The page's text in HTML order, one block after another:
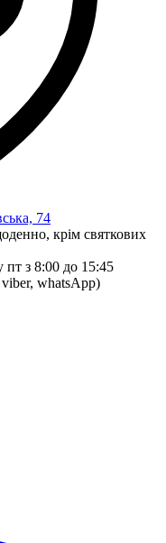
за контактування з
мов різних країн
мовою
74
крім святкових
пт з 8:00 до 15:45
viber, whatsApp)